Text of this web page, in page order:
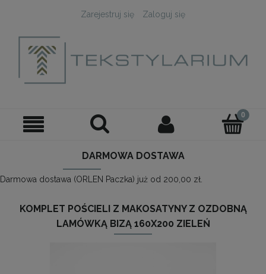
Zarejestruj się Zaloguj się
DARMOWA DOSTAWA
Darmowa dostawa (ORLEN Paczka) już od 200,00 zł.
KOMPLET POŚCIELI Z MAKOSATYNY Z OZDOBNĄ
LAMÓWKĄ BIZĄ 160X200 ZIELEŃ